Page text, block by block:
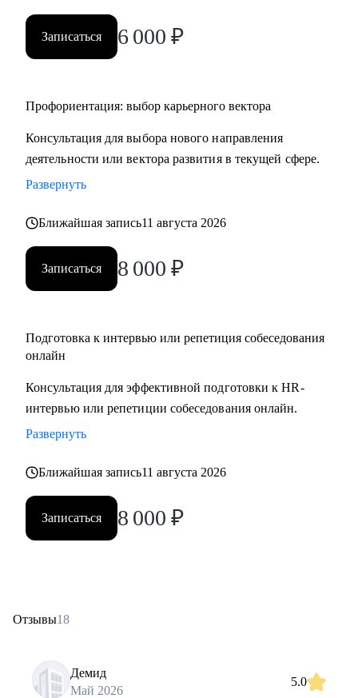
• HR и рекрутерам
• Специалистам в продажах и развитии бизнеса
Записаться 6 000 ₽
Профориентация: выбор карьерного вектора
Консультация для выбора нового направления
деятельности или вектора развития в текущей сфере.
Развернуть
Ближайшая запись11 августа 2026
Записаться 8 000 ₽
Подготовка к интервью или репетиция собеседования
онлайн
Консультация для эффективной подготовки к HR-
интервью или репетиции собеседования онлайн.
Развернуть
Ближайшая запись11 августа 2026
Записаться 8 000 ₽
Отзывы18
Демид
Май 2026
5.0